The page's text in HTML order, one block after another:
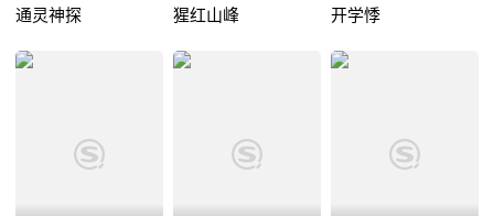
通灵神探 猩红山峰 开学悸